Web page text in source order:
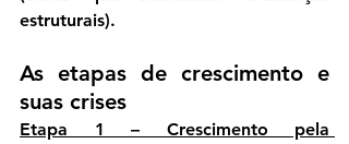
estruturais).
As etapas de crescimento e
suas crises
Etapa 1 – Crescimento pela